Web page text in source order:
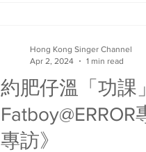
約肥仔溫「功課
專訪》
Hong Kong Singer Channel
Apr 2, 2024
1 min read